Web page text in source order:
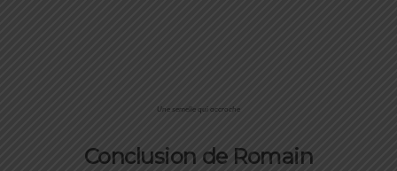
Une semelle qui accroche
Conclusion de Romain